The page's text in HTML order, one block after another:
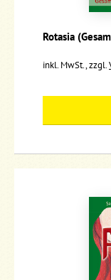
Rotasia
inkl. MwSt., zzgl.